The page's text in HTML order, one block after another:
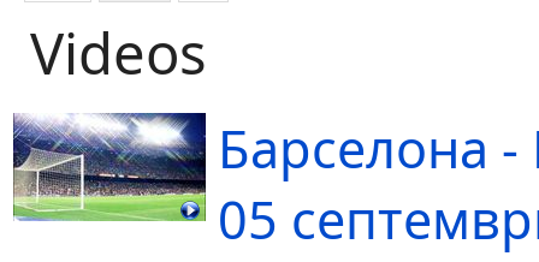
Videos
Барселона
05